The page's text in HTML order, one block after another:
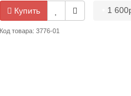
Купить 1
Код товара: 3776-01